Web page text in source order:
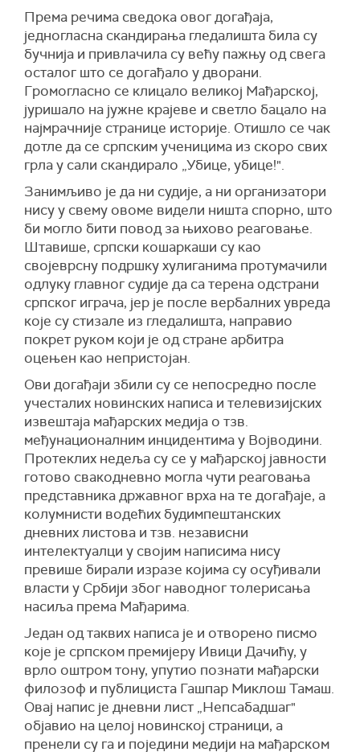
Према речима сведока овог догађаја,
једногласна скандирања гледалишта била су
бучнија и привлачила су већу пажњу од свега
осталог што се догађало у дворани.
Громогласно се клицало великој Мађарској,
јуришало на јужне крајеве и светло бацало на
најмрачније странице историје. Отишло се чак
дотле да се српским ученицима из скоро свих
грла у сали скандирало „Убице, убице!".
Занимљиво је да ни судије, а ни организатори
нису у свему овоме видели ништа спорно, што
би могло бити повод за њихово реаговање.
Штавише, српски кошаркаши су као
својеврсну подршку хулиганима протумачили
одлуку главног судије да са терена одстрани
српског играча, јер је после вербалних увреда
које су стизале из гледалишта, направио
покрет руком који је од стране арбитра
оцењен као непристојан.
Ови догађаји збили су се непосредно после
учесталих новинских написа и телевизијских
извештаја мађарских медија о тзв.
међунационалним инцидентима у Војводини.
Протеклих недеља су се у мађарској јавности
готово свакодневно могла чути реаговања
представника државног врха на те догађаје, а
колумнисти водећих будимпештанских
дневних листова и тзв. независни
интелектуалци у својим написима нису
превише бирали изразе којима су осуђивали
власти у Србији због наводног толерисања
насиља према Мађарима.
Један од таквих написа је и отворено писмо
које је српском премијеру Ивици Дачићу, у
врло оштром тону, упутио познати мађарски
филозоф и публициста Гашпар Миклош Тамаш.
Овај напис је дневни лист „Непсабадшаг"
објавио на целој новинској страници, а
пренели су га и поједини медији на мађарском